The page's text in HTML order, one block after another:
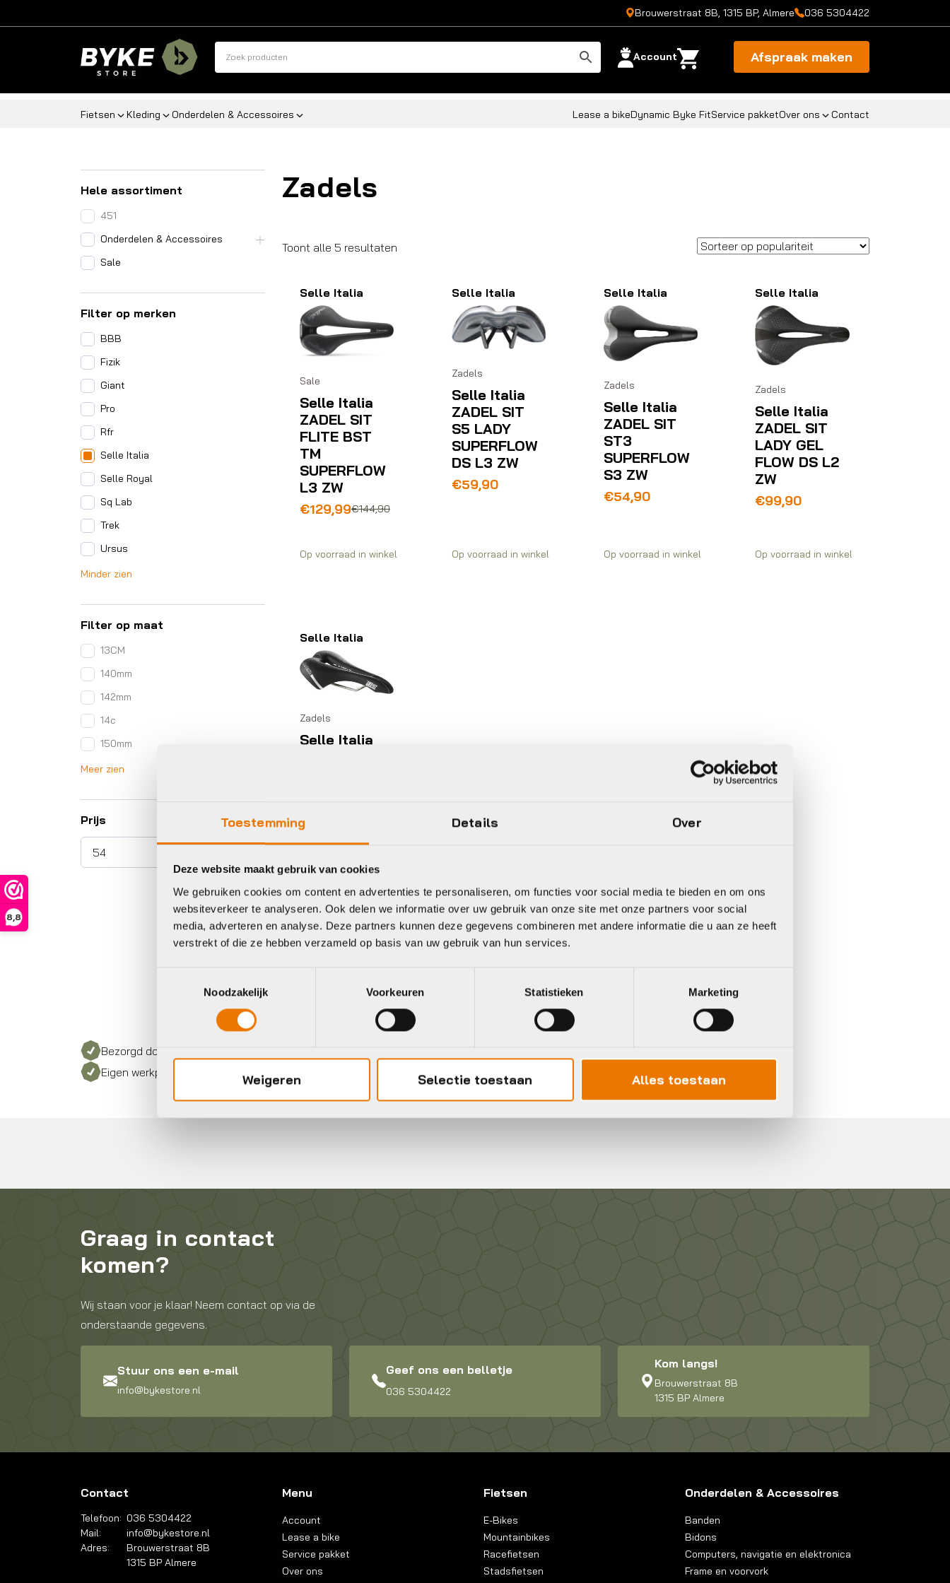
Toestemming Details Over
Deze website maakt gebruik van cookies
We gebruiken cookies om content en advertenties te personaliseren, om functies voor social media te bieden en om ons
websiteverkeer te analyseren. Ook delen we informatie over uw gebruik van onze site met onze partners voor social
media, adverteren en analyse. Deze partners kunnen deze gegevens combineren met andere informatie die u aan ze heeft
verstrekt of die ze hebben verzameld op basis van uw gebruik van hun services.
Noodzakelijk
Voorkeuren Statistieken Marketing
Weigeren Selectie toestaan Alles toestaan
8,8
Brouwerstraat 8B, 1315 BP, Almere 036 5304422
Account Afspraak maken
Fietsen Kleding Onderdelen & Accessoires Lease a bikeDynamic Byke FitService pakketOver ons Contact
Hele assortiment
451
Onderdelen & Accessoires
Sale
Filter op merken
BBB
Fizik
Giant
Pro
Rfr
Selle Italia
Selle Royal
Sq Lab
Trek
Ursus
Minder zien
Filter op maat
13CM
140mm
142mm
14c
150mm
Meer zien
Prijs
Zadels
Toont alle 5 resultaten
populariteit
Selle Italia
Sale
Selle Italia
ZADEL SIT
FLITE BST
TM
SUPERFLOW
L3 ZW
€144,90
Oorspronkelijke
€144,90.
€129,99
Huidige
€129,99.
Op voorraad in winkel
Selle Italia
Zadels
Selle Italia
ZADEL SIT
S5 LADY
SUPERFLOW
DS L3 ZW
€59,90
Op voorraad in winkel
Selle Italia
Zadels
Selle Italia
ZADEL SIT
ST3
SUPERFLOW
S3 ZW
€54,90
Op voorraad in winkel
Selle Italia
Zadels
Selle Italia
ZADEL SIT
LADY GEL
FLOW DS L2
ZW
€99,90
Op voorraad in winkel
Selle Italia
Zadels
Selle Italia
€
Op voorraad in winkel
Bezorgd door heel Nederland verzending vanaf €50
Eigen werkplaats met gecertificeerd personeel
Graag in contact
komen?
Wij staan voor je klaar! Neem contact op via de
onderstaande gegevens.
Stuur ons een e-mail
info@bykestore.nl
Geef ons een belletje
036 5304422
Kom langs!
Brouwerstraat 8B
1315 BP Almere
Contact
Telefoon: 036 5304422
Mail:
info@bykestore.nl
Adres:
Brouwerstraat 8B
1315 BP Almere
Menu
Account
Lease a bike
Service pakket
Over ons
Fietsen
E-Bikes
Mountainbikes
Racefietsen
Stadsfietsen
Onderdelen & Accessoires
Banden
Bidons
Computers, navigatie en elektronica
Frame en voorvork